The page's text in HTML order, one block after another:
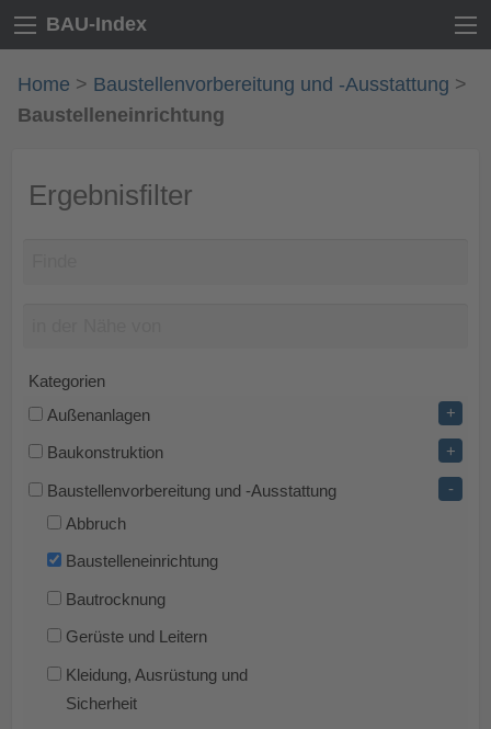
BAU-Index
Home > Baustellenvorbereitung und -Ausstattung >
Baustelleneinrichtung
Ergebnisfilter
Kategorien
Außenanlagen
+
Baukonstruktion +
Baustellenvorbereitung und -Ausstattung -
Abbruch
Baustelleneinrichtung
Bautrocknung
Gerüste und Leitern
Kleidung, Ausrüstung und
Sicherheit